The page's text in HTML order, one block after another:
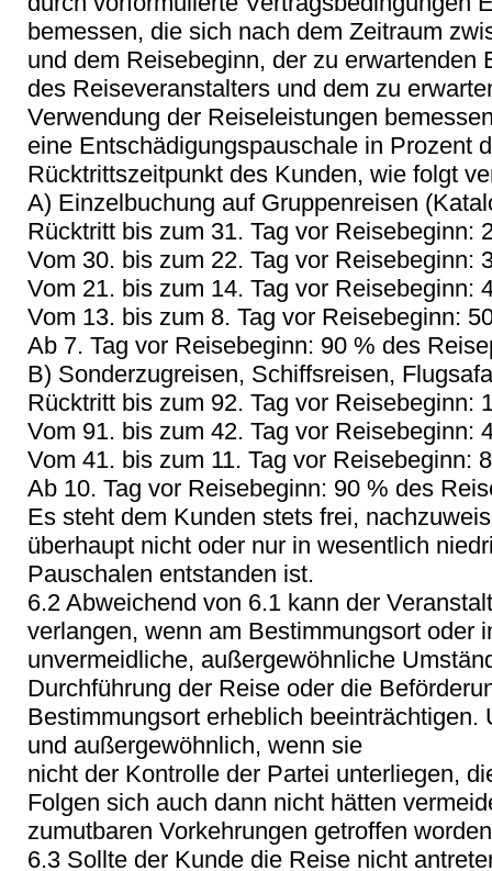
bemessen, die sich nach dem Zeitraum
und dem Reisebeginn, der zu erwartenden
des Reiseveranstalters und dem zu
Verwendung der Reiseleistungen
eine Entschädigungspauschale in Prozent
Rücktrittszeitpunkt des Kunden, wie folgt
A) Einzelbuchung auf Gruppenreisen
Rücktritt bis zum 31. Tag vor Reisebeginn:
Vom 30. bis zum 22. Tag vor Reisebeginn:
Vom 21. bis zum 14. Tag vor Reisebeginn:
Vom 13. bis zum 8. Tag vor Reisebeginn:
Ab 7. Tag vor Reisebeginn: 90 % des
B) Sonderzugreisen, Schiffsreisen,
Rücktritt bis zum 92. Tag vor Reisebeginn:
Vom 91. bis zum 42. Tag vor Reisebeginn:
Vom 41. bis zum 11. Tag vor Reisebeginn:
Ab 10. Tag vor Reisebeginn: 90 % des
Es steht dem Kunden stets frei,
überhaupt nicht oder nur in wesentlich
Pauschalen entstanden ist.
6.2 Abweichend von 6.1 kann der
verlangen, wenn am Bestimmungsort oder
unvermeidliche, außergewöhnliche
Durchführung der Reise oder die
Bestimmungsort erheblich beeinträchtigen.
und außergewöhnlich, wenn sie
nicht der Kontrolle der Partei unterliegen,
Folgen sich auch dann nicht hätten
zumutbaren Vorkehrungen getroffen
6.3 Sollte der Kunde die Reise nicht